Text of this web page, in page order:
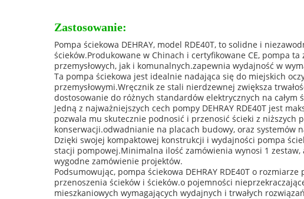
Zastosowanie:
Pompa ściekowa DEHRAY, model RDE40T, to solidne i
ścieków.Produkowane w Chinach i certyfikowane CE, pompa
przemysłowych, jak i komunalnych.zapewnia wydajność w
Ta pompa ściekowa jest idealnie nadająca się do miejskich
przemysłowymi.Wręcznik ze stali nierdzewnej zwiększa
dostosowanie do różnych standardów elektrycznych na całym
Jedną z najważniejszych cech pompy DEHRAY RDE40T jest
pozwala mu skutecznie podnosić i przenosić ścieki z niższych
konserwacji.odwadnianie na placach budowy, oraz systemów
Dzięki swojej kompaktowej konstrukcji i wydajności pompa
stacji pompowej.Minimalna ilość zamówienia wynosi 1
wygodne zamówienie projektów.
Podsumowując, pompa ściekowa DEHRAY RDE40T o
przenoszenia ścieków i ścieków.o pojemności
mieszkaniowych wymagających wydajnych i trwałych